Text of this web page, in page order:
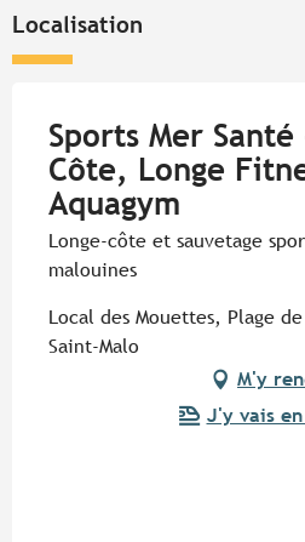
Localisation
Sports Mer Santé
Côte, Longe
Aquagym
Longe-côte et sauvetage
malouines
Local des Mouettes, Plage
Saint-Malo
M'y
J'y vais